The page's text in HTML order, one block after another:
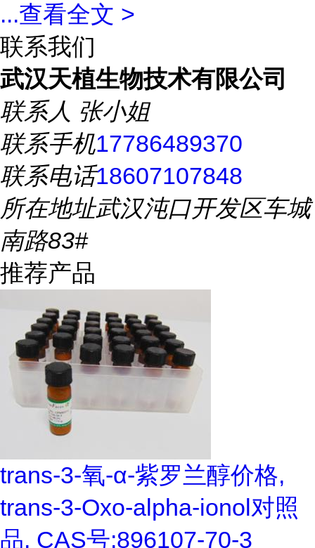
...查看全文 >
联系我们
武汉天植生物技术有限公司
联系人 张小姐
联系手机17786489370
联系电话18607107848
所在地址武汉沌口开发区车城
南路83#
推荐产品
trans-3-氧-α-紫罗兰醇价格,
trans-3-Oxo-alpha-ionol对照
品, CAS号:896107-70-3